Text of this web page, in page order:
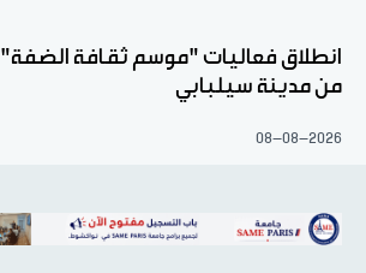
انطلاق فعاليات "موسم ثقافة الضفة"
من مدينة سيلبابي
08-08-2026